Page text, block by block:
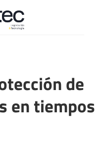
de
en tiempos